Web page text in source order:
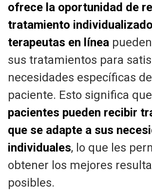
ofrece la oportunidad de
tratamiento individualizado
terapeutas en línea
sus tratamientos para
necesidades específicas
paciente. Esto significa que
pacientes pueden recibir
que se adapte a sus
individuales, lo que les
obtener los mejores
posibles.